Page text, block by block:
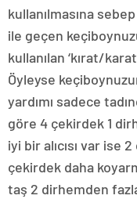
kullanılmasına
ile geçen
kullanılan ‘kırat/
Öyleyse
yardımı sadece
göre 4 çekirdek 1
iyi bir alıcısı var ise
çekirdek daha
taş 2 dirhemden